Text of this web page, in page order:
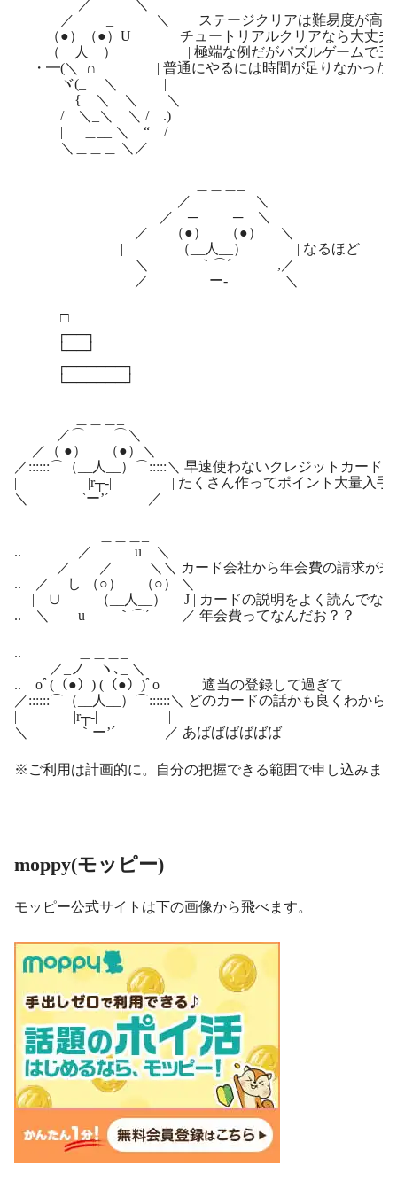
／ ＼
／ ゝ_ ＼ ステージクリアは難易度が高過ぎる
（●）（●）U | チュートリアルクリアなら大丈夫
（__人__） | 極端な例だがパズルゲームで三日以
・━(＼_∩ | 普通にやるには時間が足りなかったり
ヾ(_ ＼ |
{ ＼ ＼ ＼
/ ＼_＼ ＼ / .)
| |＿__ ＼ “ /
＼＿＿＿ ＼／
／ ＼
／ ─ ─ ＼
／ （●） （●） ＼
| （__人__） | なるほど
＼ ｀⌒´ ,／
／ ー‐ ＼
□
┌──┐
└──┘
┌──────┐
└──────┘
／⌒ ⌒＼
／（ ●） （●）＼
／::::::⌒（__人__）⌒:::::＼ 早速使わないクレジットカードを
| |r┬-| | たくさん作ってポイント大量入手し
＼ `ー’´ ／
.. ／ u ＼
／ ／ ＼＼ カード会社から年会費の請求が来
.. ／ し （○） （○） ＼
| ∪ （__人__） J | カードの説明をよく読んでなか
.. ＼ u ｀⌒´ ／ 年会費ってなんだお？？
.. ＿＿＿_
／_ノ ヽ､_ ＼
.. oﾟ(（●）) (（●）)ﾟo 適当の登録して過ぎて
／::::::⌒（__人__）⌒::::::＼ どのカードの話かも良くわから
| |r┬-| |
＼ ｀ー’´ ／ あばばばばばば
※ご利用は計画的に。自分の把握できる範囲で申し込みま
moppy(モッピー)
モッピー公式サイトは下の画像から飛べます。